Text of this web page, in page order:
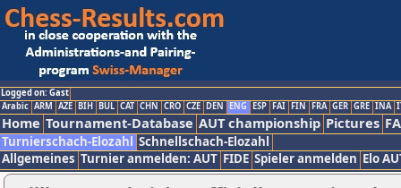
Logged on: Gast
Arabic ARM AZE BIH BUL CAT CHN CRO CZE DEN ENG ESP FAI FIN FRA GER GRE INA
Home Tournament-Database AUT championship Pictures
Turnierschach-Elozahl Schnellschach-Elozahl
Allgemeines Turnier anmelden: AUT FIDE Spieler anmelden Elo